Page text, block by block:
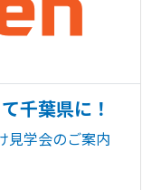
千葉県に！
見学会のご案内